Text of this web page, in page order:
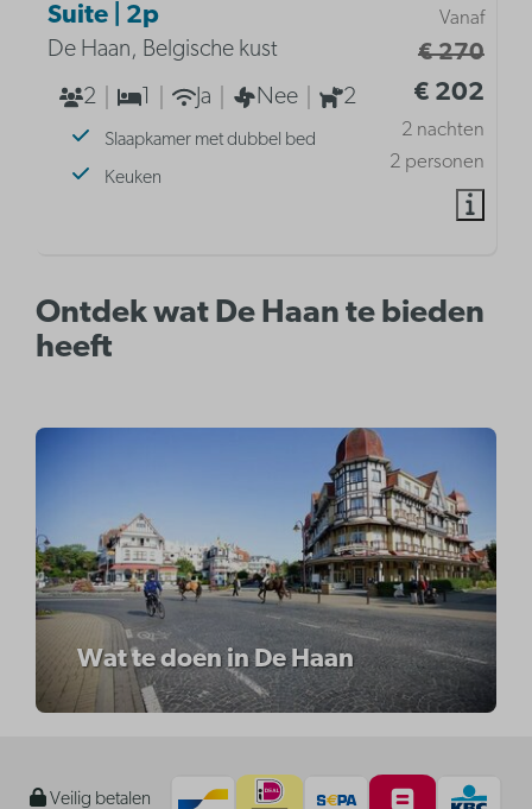
Vanaf
€ 270
€ 202
2 nachten
2 personen
Suite | 2p
De Haan, Belgische kust
2
Ja Nee 2
Slaapkamer met dubbel bed
Keuken
Ontdek wat De Haan te bieden
heeft
Wat te doen in De Haan
Veilig betalen